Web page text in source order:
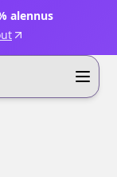
alennus